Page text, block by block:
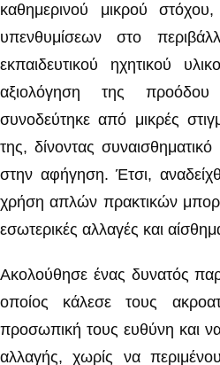
καθημερινού μικρού
υπενθυμίσεων στο
εκπαιδευτικού ηχητικού
αξιολόγηση της
συνοδεύτηκε από μικρές
της, δίνοντας
στην αφήγηση. Έτσι,
χρήση απλών πρακτικών
εσωτερικές αλλαγές και
Ακολούθησε ένας δυνατός
οποίος κάλεσε τους
προσωπική τους ευθύνη και να
αλλαγής, χωρίς να